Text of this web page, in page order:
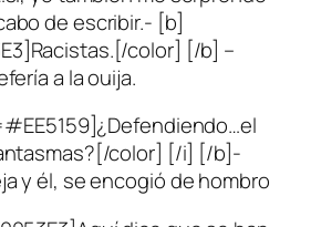
de escribir.- [b]
color] [/b] –
a la ouija.
color] [/i] [/b]-
y él, se encogió de hombro